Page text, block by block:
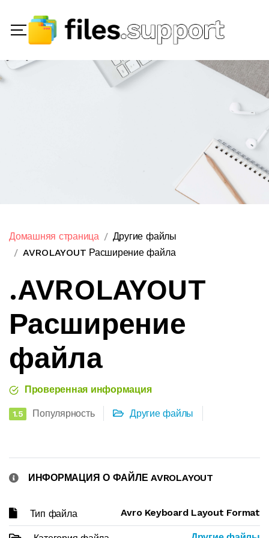
Домашняя страница
Другие файлы
AVROLAYOUT Расширение файла
.AVROLAYOUT
Расширение
файла
Проверенная информация
1.5 Популярность Другие файлы
ИНФОРМАЦИЯ О ФАЙЛЕ AVROLAYOUT
Тип файла Avro Keyboard Layout Format